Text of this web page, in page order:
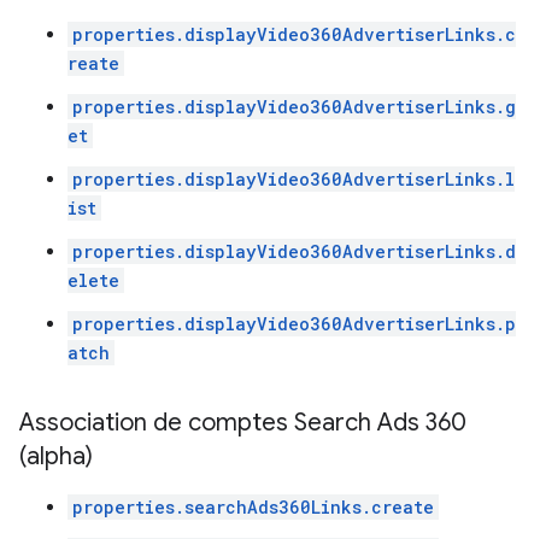
properties.displayVideo360AdvertiserLinks.c
reate
properties.displayVideo360AdvertiserLinks.g
et
properties.displayVideo360AdvertiserLinks.l
ist
properties.displayVideo360AdvertiserLinks.d
elete
properties.displayVideo360AdvertiserLinks.p
atch
Association de comptes Search Ads 360
(alpha)
properties.searchAds360Links.create